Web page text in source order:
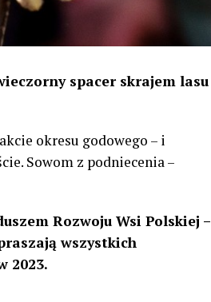
spacer skrajem lasu
okresu godowego – i
Sowom z podniecenia –
Rozwoju Wsi Polskiej –
wszystkich
2023.